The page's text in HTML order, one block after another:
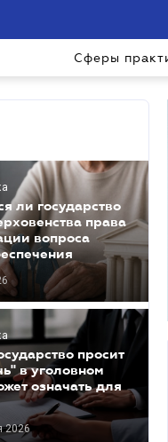
Сферы
ли государство
права
вопроса
просит
в уголовном
означать для
2026